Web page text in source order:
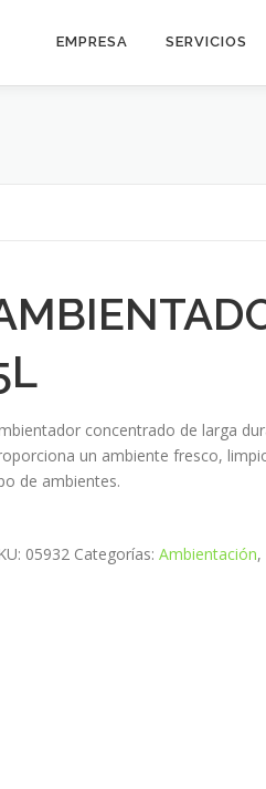
EMPRESA SERVICIOS
concentrado de larga
un ambiente fresco,
de ambientes.
05932 Categorías:Ambientación,